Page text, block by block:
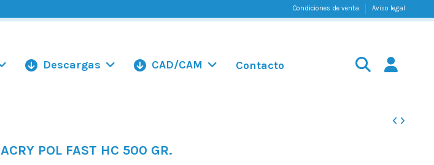
Condiciones de venta Aviso legal
Descargas CAD/CAM Contacto
ACRY POL FAST HC 500 GR.